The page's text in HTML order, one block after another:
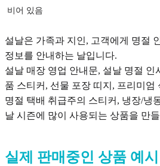
비어 있음
설날은 가족과 지인, 고객에게 명절
정보를 안내하는 날입니다.
설날 매장 영업 안내문, 설날 명절 인
품 스티커, 선물 포장 띠지, 프리미엄
명절 택배 취급주의 스티커, 냉장/냉
날 시즌에 많이 사용되는 상품을 만
실제 판매중인 상품 예시